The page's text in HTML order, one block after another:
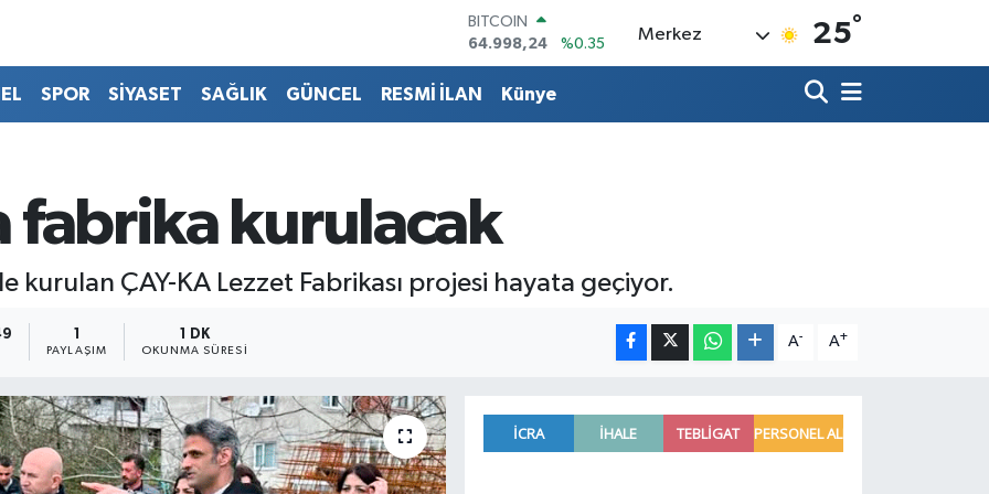
DOLAR
47,7436
%0.18
EURO
55,2510
%0.32
BİST100
13.779
BITCOIN
Merkez 25°
SPOR SİYASET SAĞLIK GÜNCEL RESMİ İLAN Künye
kurulacak
kurulan ÇAY-KA Lezzet Fabrikası projesi hayata geçiyor.
1
PAYLAŞIM
1 DK
OKUNMA SÜRESI
A- A+